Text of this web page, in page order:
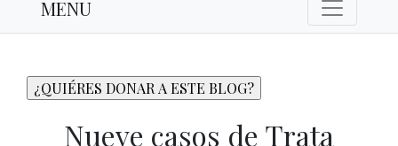
MENU
Nueve casos de Trata